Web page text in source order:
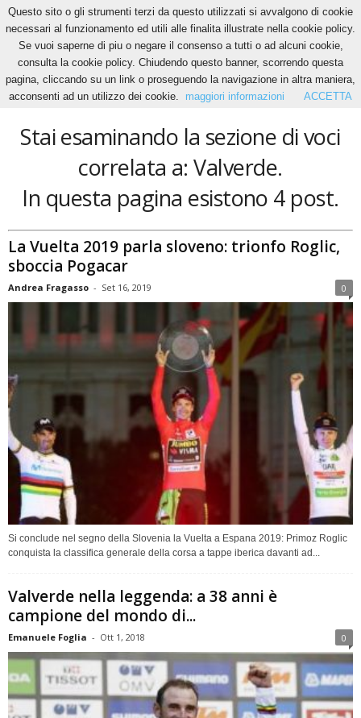
Home Tags Valverde
Valverde
Stai esaminando la sezione di voci
correlata a: Valverde.
In questa pagina esistono 4 post.
La Vuelta 2019 parla sloveno: trionfo Roglic,
sboccia Pogacar
Andrea Fragasso - Set 16, 2019 0
Si conclude nel segno della Slovenia la Vuelta a Espana 2019: Primoz Roglic
conquista la classifica generale della corsa a tappe iberica davanti ad...
Valverde nella leggenda: a 38 anni è
campione del mondo di...
Emanuele Foglia - Ott 1, 2018 0
Questo sito o gli strumenti terzi da questo utilizzati si avvalgono di cookie
necessari al funzionamento ed utili alle finalita illustrate nella cookie policy.
Se vuoi saperne di piu o negare il consenso a tutti o ad alcuni cookie,
consulta la cookie policy. Chiudendo questo banner, scorrendo questa
pagina, cliccando su un link o proseguendo la navigazione in altra maniera,
acconsenti ad un utilizzo dei cookie.
maggiori informazioni ACCETTA